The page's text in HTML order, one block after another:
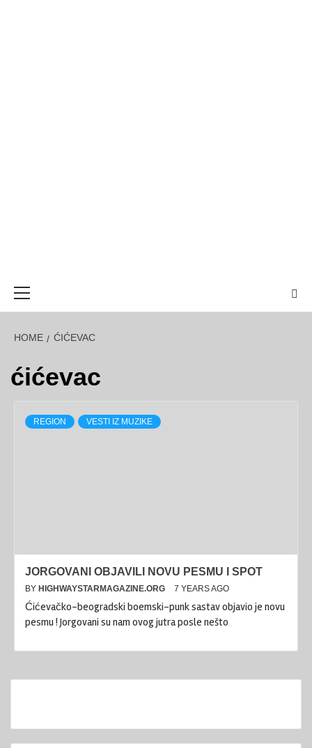
HOME ĆIĆEVAC
ćićevac
REGION VESTI IZ MUZIKE
JORGOVANI OBJAVILI NOVU PESMU I SPOT
BY HIGHWAYSTARMAGAZINE.ORG 7 YEARS AGO
Ćićevačko-beogradski boemski-punk sastav objavio je novu
pesmu ! Jorgovani su nam ovog jutra posle nešto